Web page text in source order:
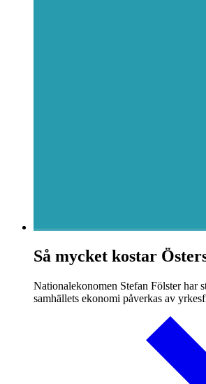
Så mycket kostar
Nationalekonomen Stefan Fölster har
samhällets ekonomi påverkas av